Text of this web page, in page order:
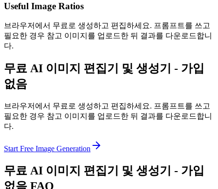
Useful Image Ratios
브라우저에서 무료로 생성하고 편집하세요. 프롬프트를 쓰고
필요한 경우 참고 이미지를 업로드한 뒤 결과를 다운로드합니
다.
무료 AI 이미지 편집기 및 생성기 - 가입
없음
브라우저에서 무료로 생성하고 편집하세요. 프롬프트를 쓰고
필요한 경우 참고 이미지를 업로드한 뒤 결과를 다운로드합니
다.
Start Free Image Generation
무료 AI 이미지 편집기 및 생성기 - 가입
없음 FAQ